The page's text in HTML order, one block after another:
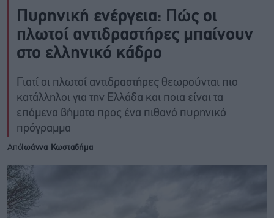
Πυρηνική ενέργεια: Πώς οι
πλωτοί αντιδραστήρες μπαίνουν
στο ελληνικό κάδρο
Γιατί οι πλωτοί αντιδραστήρες θεωρούνται πιο
κατάλληλοι για την Ελλάδα και ποια είναι τα
επόμενα βήματα προς ένα πιθανό πυρηνικό
πρόγραμμα
ΑπόΙωάννα Κωσταδήμα